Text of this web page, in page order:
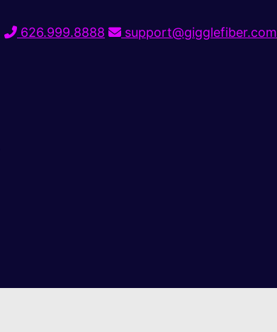
626.999.8888
support@gigglefiber.com